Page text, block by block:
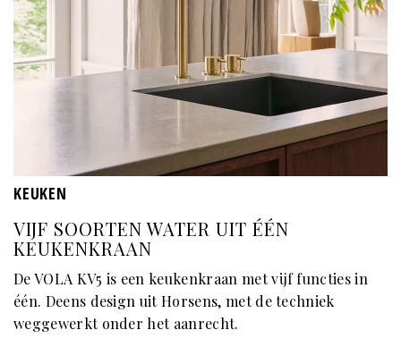
KEUKEN
VIJF SOORTEN WATER UIT ÉÉN
KEUKENKRAAN
De VOLA KV5 is een keukenkraan met vijf functies in
één. Deens design uit Horsens, met de techniek
weggewerkt onder het aanrecht.